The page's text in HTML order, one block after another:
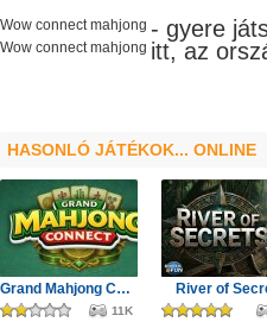
Wow connect mahjong - gyere
itt, az
Wow connect mahjong
HASONLÓ JÁTÉKOK... ONLINE
Grand Mahjong Connect
11K
River of